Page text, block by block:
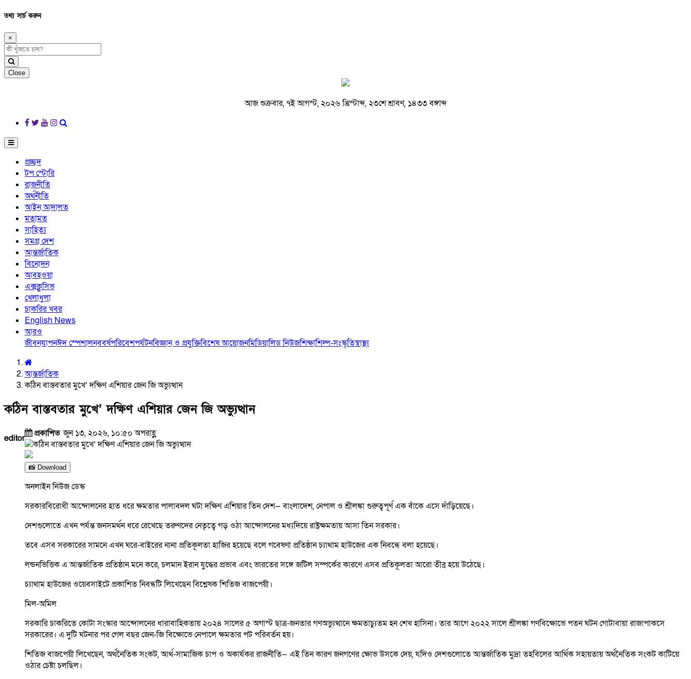
তথ্য সার্চ করুন
×
Close
আজ শুক্রবার, ৭ই আগস্ট, ২০২৬ খ্রিস্টাব্দ, ২৩শে শ্রাবণ, ১৪৩৩ বঙ্গাব্দ
প্রচ্ছদ
টপ স্টোরি
রাজনীতি
অর্থনীতি
আইন আদালত
মতামত
সাহিত্য
সমগ্র দেশ
আন্তর্জাতিক
বিনোদন
আবহওয়া
এক্সক্লুসিভ
খেলাধুলা
চাকরির খবর
English News
আরও
জীবনযাপনঈদ স্পেশালনববর্ষপরিবেশপর্যটনবিজ্ঞান ও প্রযুক্তিবিশেষ আয়োজনমিডিয়ালিড নিউজশিক্ষাশিল্প-সংস্কৃতিস্বাস্থ্য
আন্তর্জাতিক
কঠিন বাস্তবতার মুখে’ দক্ষিণ এশিয়ার জেন জি অভ্যুত্থান
কঠিন বাস্তবতার মুখে’ দক্ষিণ এশিয়ার জেন জি অভ্যুত্থান
editor প্রকাশিতজুন ১৩, ২০২৬, ১০:৫০ অপরাহ্ণ
📸 Download
অনলাইন নিউজ ডেস্ক
সরকারবিরোধী আন্দোলনের হাত ধরে ক্ষমতার পালাবদল ঘটা দক্ষিণ এশিয়ার তিন দেশ— বাংলাদেশ, নেপাল ও শ্রীলঙ্কা গুরুত্বপূর্ণ এক বাঁকে এসে দাঁড়িয়েছে।
দেশগুলোতে এখন পর্যন্ত জনসমর্থন ধরে রেখেছে তরুণদের নেতৃত্বে গড় ওঠা আন্দোলনের মধ্যদিয়ে রাষ্ট্রক্ষমতায় আসা তিন সরকার।
তবে এসব সরকারের সামনে এখন ঘরে-বাইরের নানা প্রতিকূলতা হাজির হয়েছে বলে গবেষণা প্রতিষ্ঠান চ্যাথাম হাউজের এক নিবন্ধে বলা হয়েছে।
লন্ডনভিত্তিক এ আন্তর্জাতিক প্রতিষ্ঠান মনে করে, চলমান ইরান যুদ্ধের প্রভাব এবং ভারতের সঙ্গে জটিল সম্পর্কের কারণে এসব প্রতিকূলতা আরো তীব্র হয়ে উঠেছে।
চ্যাথাম হাউজের ওয়েবসাইটে প্রকাশিত নিবন্ধটি লিখেছেন বিশ্লেষক শিতিজ বাজপেয়ী।
মিল-অমিল
সরকারি চাকরিতে কোটা সংস্কার আন্দোলনের ধারাবাহিকতায় ২০২৪ সালের ৫ অগাস্ট ছাত্র-জনতার গণঅভ্যুত্থানে ক্ষমতাচ্যুতম হন শেখ হাসিনা। তার আগে ২০২২ সালে শ্রীলঙ্কা গণবিক্ষোভে পতন ঘটন গোটাবায়া রাজাপাকসে
সরকারের। এ ‍দুটি ঘটনার পর গেল বছর জেন-জি বিক্ষোভে নেপালে ক্ষমতার পট পরিবর্তন হয়।
শিতিজ বাজপেয়ী লিখেছেন, অর্থনৈতিক সংকট, আর্থ-সামাজিক চাপ ও অকার্যকর রাজনীতি— এই তিন কারণ জনগণের ক্ষোভ উসকে দেয়, যদিও দেশগুলোতে আন্তর্জাতিক মুদ্রা তহবিলের আর্থিক সহায়তায় অর্থনৈতিক সংকট কাটিয়ে
ওঠার চেষ্টা চলছিল।